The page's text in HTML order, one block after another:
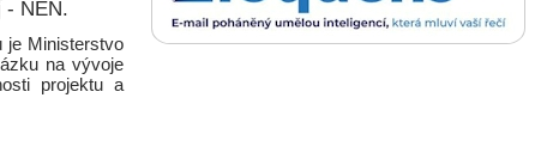
- NEN.
je Ministerstvo
na vývoje
projektu a